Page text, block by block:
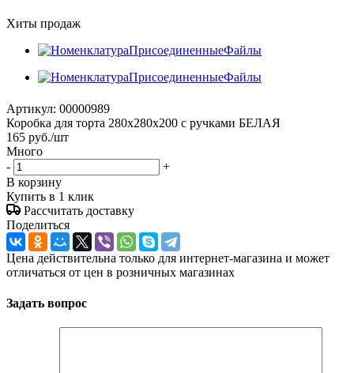
Хиты продаж
Артикул: 00000989
Коробка для торта 280x280x200 с ручками БЕЛАЯ
165 руб./шт
Много
-
+
В корзину
Купить в 1 клик
Рассчитать доставку
Поделиться
Цена действительна только для интернет-магазина и может
отличаться от цен в розничных магазинах
Задать вопрос